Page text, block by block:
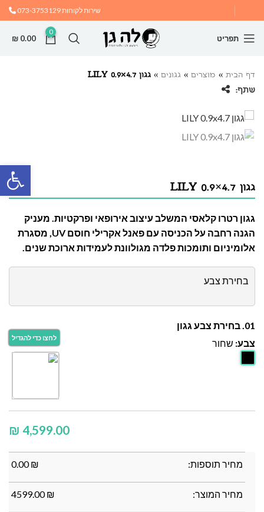
שירות לקוחות073-3753129
תפריט
0
₪ 0.00
דף הבית » מוצרים » גגונים » גגון LILY 0.9×4.7
שתף:
גגון LILY 0.9×4.7
גגון רטרו קלאסי המשלב עיצוב אירופאי ופרקטיות. מעניק
הגנה רחבה על הכניסה עם פאנל אקרילי חוסם UV, מסגרת
אלומיניום ותומכות פלדה מגולוונת לעמידות ארוכת שנים.
בחירת צבע
01. בחירת צבע גגון
צבע: שחור
₪
מחיר תוספות: ₪
0.00
מחיר המוצר: ₪
4599.00